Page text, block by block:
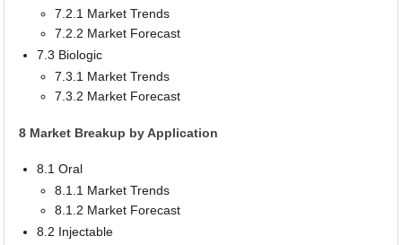
7.2.1 Market Trends
7.2.2 Market Forecast
7.3 Biologic
7.3.1 Market Trends
7.3.2 Market Forecast
8 Market Breakup by Application
8.1 Oral
8.1.1 Market Trends
8.1.2 Market Forecast
8.2 Injectable